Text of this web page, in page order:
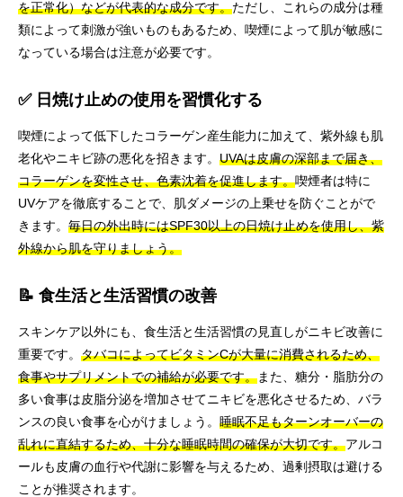
を正常化）などが代表的な成分です。ただし、これらの成分は種
類によって刺激が強いものもあるため、喫煙によって肌が敏感に
なっている場合は注意が必要です。
✅ 日焼け止めの使用を習慣化する
喫煙によって低下したコラーゲン産生能力に加えて、紫外線も肌
老化やニキビ跡の悪化を招きます。 UVAは皮膚の深部まで届き、
コラーゲンを変性させ、色素沈着を促進します。喫煙者は特に
UVケアを徹底することで、肌ダメージの上乗せを防ぐことがで
きます。 毎日の外出時にはSPF30以上の日焼け止めを使用し、紫
外線から肌を守りましょう。
📝 食生活と生活習慣の改善
スキンケア以外にも、食生活と生活習慣の見直しがニキビ改善に
重要です。 タバコによってビタミンCが大量に消費されるため、
食事やサプリメントでの補給が必要です。また、糖分・脂肪分の
多い食事は皮脂分泌を増加させてニキビを悪化させるため、バラ
ンスの良い食事を心がけましょう。 睡眠不足もターンオーバーの
乱れに直結するため、十分な睡眠時間の確保が大切です。アルコ
ールも皮膚の血行や代謝に影響を与えるため、過剰摂取は避ける
ことが推奨されます。